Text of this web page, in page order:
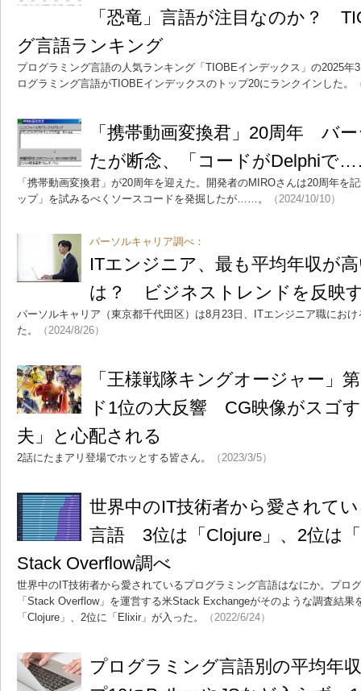
「恐竜」言語が注目なのか？
グ言語ランキング
プログラミング言語の人気ランキング「TIOBEインデックス」の2025年
ログラミング言語がTIOBEインデックスのトップ20にランクインした。
「携帯動画変換君」20周年 バ
たが断念、「コードがDelphiで
「携帯動画変換君」が20周年を迎えた。開発者のMIROさんは20周年を
ップ」を試みるべくソースコードを発掘したが……。
（2024/10/10）
パーソルキャリア調べ：
ITエンジニア、最も平均年収が
は？ ビジネストレンドを反映
パーソルキャリア（東京都千代田区）は8月23日、ITエンジニア職にお
た。
（2024/8/26）
「王様戦隊キングオージャー」
ド1位の大反響 CG映像がスゴ
夫」と心配される
2話にたまアリ登場でホッとする皆さん。 （2023/3/5）
世界中のIT技術者から愛されて
言語 3位は「Clojure」、2位
Stack Overflow調べ
世界中のIT技術者から愛されているプログラミング言語はなにか。プロ
「Stack Overflow」を運営する米Stack Exchangeがそのような調査結果
「Clojure」、2位に「Elixir」が入った。
（2022/6/24）
プログラミング言語別の平均年